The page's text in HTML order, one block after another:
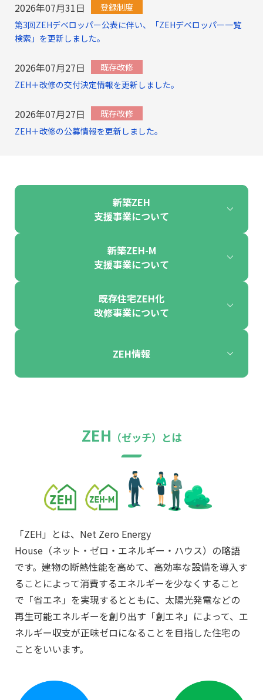
2026年07月31日
登録制度
第3回ZEHデベロッパー公表に伴い、「ZEHデベロッパー一覧
検索」を更新しました。
2026年07月27日
既存改修
ZEH＋改修の交付決定情報を更新しました。
2026年07月27日
既存改修
ZEH＋改修の公募情報を更新しました。
新築ZEH
支援事業について
新築ZEH-M
支援事業について
既存住宅ZEH化
改修事業について
ZEH情報
ZEH （ゼッチ）とは
「ZEH」とは、Net Zero Energy
House（ネット・ゼロ・エネルギー・ハウス）の略語
です。建物の断熱性能を高めて、高効率な設備を導入す
ることによって消費するエネルギーを少なくすること
で「省エネ」を実現するとともに、太陽光発電などの
再生可能エネルギーを創り出す「創エネ」によって、エ
ネルギー収支が正味ゼロになることを目指した住宅の
ことをいいます。